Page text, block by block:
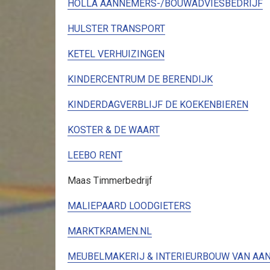
HOLLA AANNEMERS-/BOUWADVIESBEDRIJF
HULSTER TRANSPORT
KETEL VERHUIZINGEN
KINDERCENTRUM DE BERENDIJK
KINDERDAGVERBLIJF DE KOEKENBIEREN
KOSTER & DE WAART
LEEBO RENT
Maas Timmerbedrijf
MALIEPAARD LOODGIETERS
MARKTKRAMEN.NL
MEUBELMAKERIJ & INTERIEURBOUW VAN